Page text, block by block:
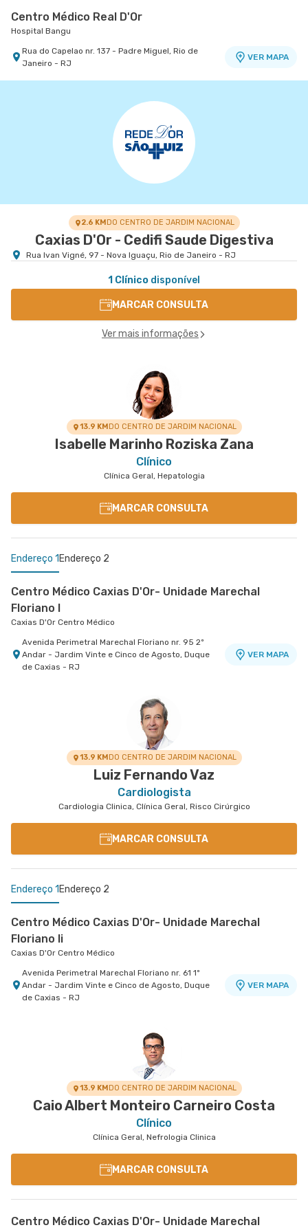
Centro Médico Real D'Or
Hospital Bangu
Rua do Capelao nr. 137 - Padre Miguel, Rio de
Janeiro - RJ
VER MAPA
2.6 KMDO CENTRO DE JARDIM NACIONAL
Caxias D'Or - Cedifi Saude Digestiva
Rua Ivan Vigné, 97 - Nova Iguaçu, Rio de Janeiro - RJ
1 Clínico disponível
MARCAR CONSULTA
Ver mais informações
13.9 KMDO CENTRO DE JARDIM NACIONAL
Isabelle Marinho Roziska Zana
Clínico
Clínica Geral, Hepatologia
MARCAR CONSULTA
Endereço 1 Endereço 2
Centro Médico Caxias D'Or- Unidade Marechal
Floriano I
Caxias D'Or Centro Médico
Avenida Perimetral Marechal Floriano nr. 95 2º
Andar - Jardim Vinte e Cinco de Agosto, Duque
de Caxias - RJ
VER MAPA
Rua Almirante Baltazar nr. 333 8° Andar - Sao
13.9 KMDO CENTRO DE JARDIM NACIONAL
Luiz Fernando Vaz
Cardiologista
Cardiologia Clinica, Clínica Geral, Risco Cirúrgico
MARCAR CONSULTA
Endereço 1 Endereço 2
Centro Médico Caxias D'Or- Unidade Marechal
Floriano Ii
Caxias D'Or Centro Médico
Avenida Perimetral Marechal Floriano nr. 61 1º
Andar - Jardim Vinte e Cinco de Agosto, Duque
de Caxias - RJ
VER MAPA
Rua Almirante Baltazar nr. 333 5° Andar - Sao
13.9 KMDO CENTRO DE JARDIM NACIONAL
Caio Albert Monteiro Carneiro Costa
Clínico
Clínica Geral, Nefrologia Clinica
MARCAR CONSULTA
Centro Médico Caxias D'Or- Unidade Marechal